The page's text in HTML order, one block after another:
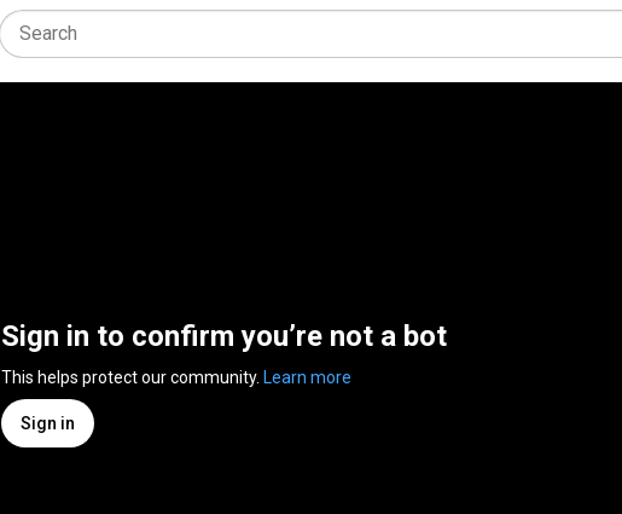
Sign in to confirm you’re not a bot
This helps protect our community. Learn more
Sign in